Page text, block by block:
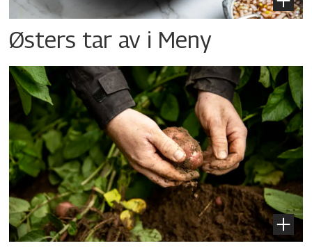
Østers tar av i Meny